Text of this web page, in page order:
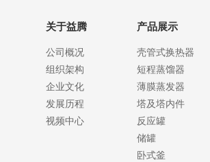
关于益腾
公司概况
组织架构
企业文化
发展历程
视频中心
产品展示
壳管式换热器
短程蒸馏器
薄膜蒸发器
塔及塔内件
反应罐
储罐
卧式釜